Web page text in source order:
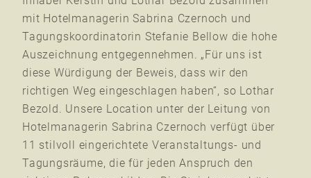
mit Hotelmanagerin Sabrina Czernoch und
Tagungskoordinatorin Stefanie Bellow die hohe
Auszeichnung entgegennehmen. „Für uns ist
diese Würdigung der Beweis, dass wir den
richtigen Weg eingeschlagen haben“, so Lothar
Bezold. Unsere Location unter der Leitung von
Hotelmanagerin Sabrina Czernoch verfügt über
11 stilvoll eingerichtete Veranstaltungs- und
Tagungsräume, die für jeden Anspruch den